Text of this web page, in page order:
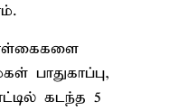
பாதுகாப்பு,
கடந்த 5